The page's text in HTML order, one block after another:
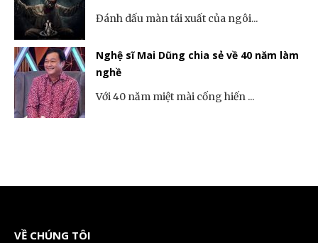
Đánh dấu màn tái xuất của ngôi...
Nghệ sĩ Mai Dũng chia sẻ về 40 năm làm
nghề
Với 40 năm miệt mài cống hiến ...
VỀ CHÚNG TÔI